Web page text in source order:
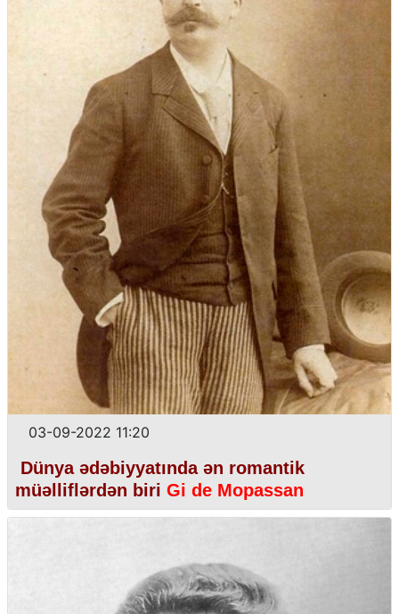
03-09-2022 11:20
Dünya ədəbiyyatında ən romantik
müəlliflərdən biri Gi de Mopassan